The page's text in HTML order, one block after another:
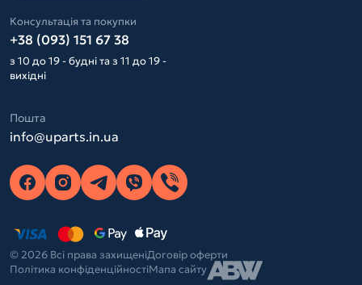
Консультація та покупки
+38 (093) 151 67 38
з 10 до 19 - будні та з 11 до 19 -
вихідні
Пошта
info@uparts.in.ua
© 2026 Всі права захищеніДоговір оферти
Політика конфіденційностіМапа сайту